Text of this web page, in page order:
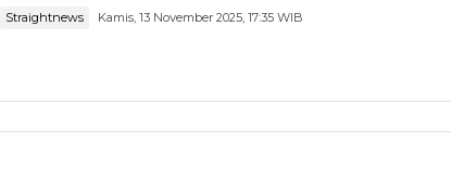
Straightnews Kamis, 13 November 2025, 17:35 WIB